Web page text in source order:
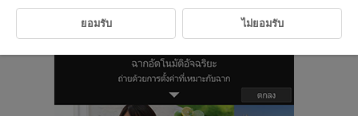
กล้องจะตั้งค่าทุกอย่างให้โดยอัตโนมัติ
ยอมรับ ไม่ยอมรับ